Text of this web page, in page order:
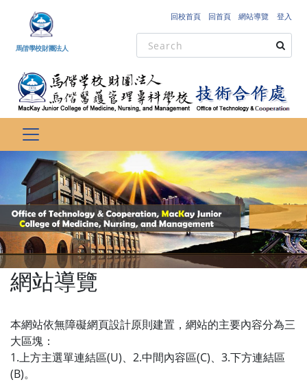
跳到主要內容
馬偕學校財團法人
回校首頁 回首頁 網站導覽 登入
網站導覽
本網站依無障礙網頁設計原則建置，網站的主要內容分為三
大區塊：
1.上方主選單連結區(U)、2.中間內容區(C)、3.下方連結區
(B)。